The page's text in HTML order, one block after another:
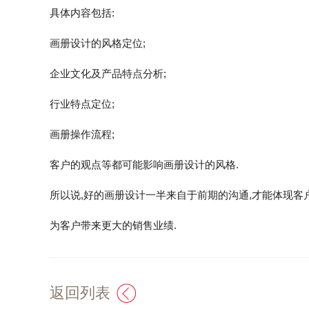
具体内容包括:
画册设计的风格定位;
企业文化及产品特点分析;
行业特点定位;
画册操作流程;
客户的观点等都可能影响画册设计的风格.
所以说,好的画册设计一半来自于前期的沟通,才能体现客
为客户带来更大的销售业绩.
返回列表